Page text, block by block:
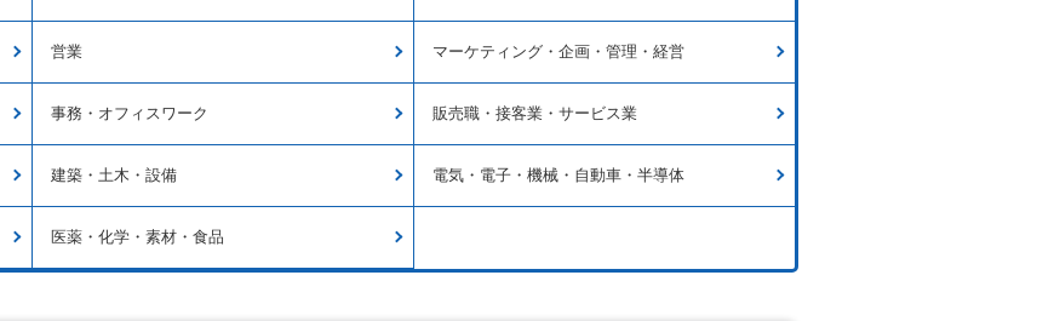
営業 マーケティング・企画・管理・経営
事務・オフィスワーク 販売職・接客業・サービス業
建築・土木・設備 電気・電子・機械・自動車・半導体
医薬・化学・素材・食品